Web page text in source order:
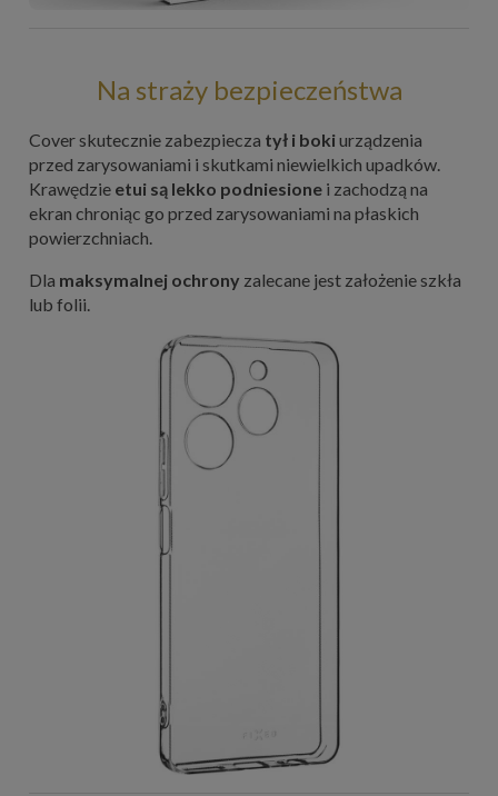
Na straży bezpieczeństwa
Cover skutecznie zabezpiecza tył i bokiurządzenia
przed zarysowaniami i skutkami niewielkich upadków.
Krawędzie etui są lekko podniesione i zachodzą na
ekran chroniąc go przed zarysowaniami na płaskich
powierzchniach.
Dla maksymalnej ochrony zalecane jest założenie szkła
lub folii.